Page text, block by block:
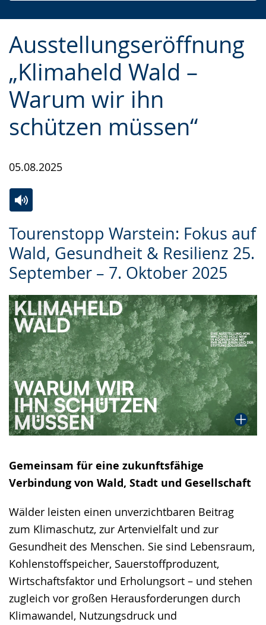
Ausstellungseröffnung
„Klimaheld Wald –
Warum wir ihn
schützen müssen“
05.08.2025
Tourenstopp Warstein: Fokus auf
Wald, Gesundheit & Resilienz 25.
September – 7. Oktober 2025
Gemeinsam für eine zukunftsfähige
Verbindung von Wald, Stadt und Gesellschaft
Wälder leisten einen unverzichtbaren Beitrag
zum Klimaschutz, zur Artenvielfalt und zur
Gesundheit des Menschen. Sie sind Lebensraum,
Kohlenstoffspeicher, Sauerstoffproduzent,
Wirtschaftsfaktor und Erholungsort – und stehen
zugleich vor großen Herausforderungen durch
Klimawandel, Nutzungsdruck und
Leichten
Sprache
wechseln.
Audio-
Unterstützung.
Video
in
Deutscher
wird
angezeigt.